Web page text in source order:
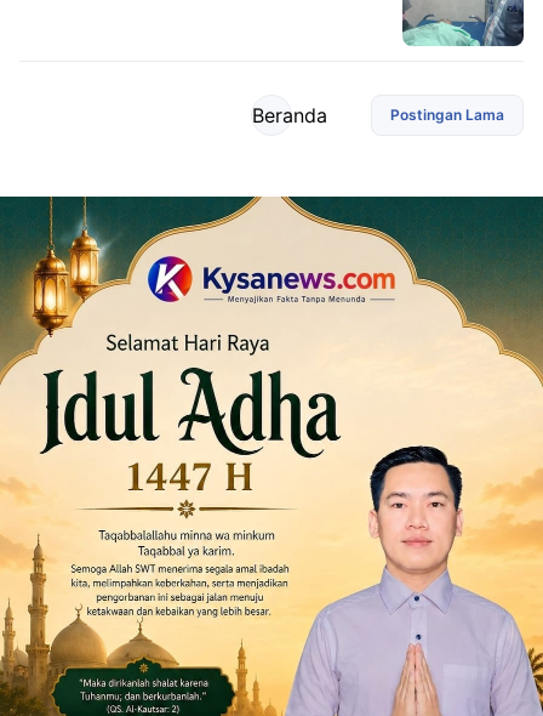
Postingan Lama
Beranda